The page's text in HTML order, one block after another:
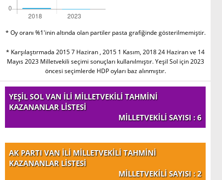
* Oy oranı %1'inin altında olan partiler pasta grafiğinde gösterilmemiştir.
* Karşılaştırmada 2015 7 Haziran , 2015 1 Kasım, 2018 24 Haziran ve 14
Mayıs 2023 Milletvekili seçimi sonuçları kullanılmıştır. Yeşil Sol için 2023
öncesi seçimlerde HDP oyları baz alınmıştır.
YEŞİL SOL VAN İLİ MİLLETVEKİLİ TAHMİNİ
KAZANANLAR LİSTESİ
MİLLETVEKİLİ SAYISI : 6
AK PARTI VAN İLİ MİLLETVEKİLİ TAHMİNİ
KAZANANLAR LİSTESİ
MİLLETVEKİLİ SAYISI : 2